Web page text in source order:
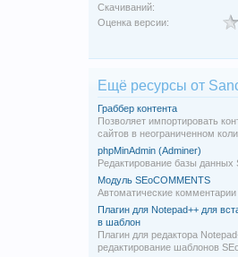
Скачиваний:
Оценка версии:
Ещё ресурсы от
Граббер контента
Позволяет импортировать
сайтов в неограниченном
phpMinAdmin (Adminer)
Редактирование базы данных
Модуль SEoCOMMENTS
Автоматические комментарии
Плагин для Notepad++ для
в шаблон
Плагин для редактора
редактирование шаблонов